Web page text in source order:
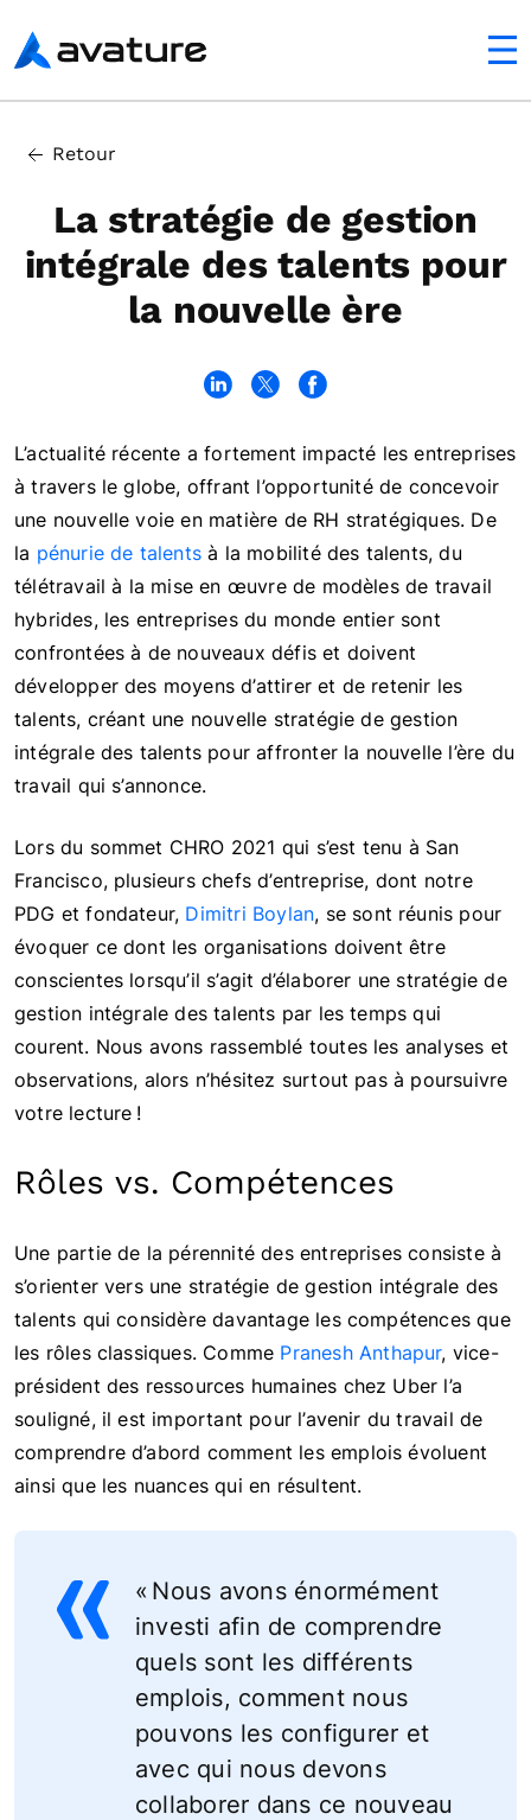
Avature
Retour
La stratégie de gestion
intégrale des talents pour
la nouvelle ère
Rôles vs. Compétences
L’actualité récente a fortement impacté les entreprises
à travers le globe, offrant l’opportunité de concevoir
une nouvelle voie en matière de RH stratégiques. De
la pénurie de talents à la mobilité des talents, du
télétravail à la mise en œuvre de modèles de travail
hybrides, les entreprises du monde entier sont
confrontées à de nouveaux défis et doivent
développer des moyens d’attirer et de retenir les
talents, créant une nouvelle stratégie de gestion
intégrale des talents pour affronter la nouvelle l’ère du
travail qui s’annonce.
Lors du sommet CHRO 2021 qui s’est tenu à San
Francisco, plusieurs chefs d’entreprise, dont notre
PDG et fondateur, Dimitri Boylan, se sont réunis pour
évoquer ce dont les organisations doivent être
conscientes lorsqu’il s’agit d’élaborer une stratégie de
gestion intégrale des talents par les temps qui
courent. Nous avons rassemblé toutes les analyses et
observations, alors n’hésitez surtout pas à poursuivre
votre lecture !
Rôles vs. Compétences
Une partie de la pérennité des entreprises consiste à
s’orienter vers une stratégie de gestion intégrale des
talents qui considère davantage les compétences que
les rôles classiques. Comme Pranesh Anthapur, vice-
président des ressources humaines chez Uber l’a
souligné, il est important pour l’avenir du travail de
comprendre d’abord comment les emplois évoluent
ainsi que les nuances qui en résultent.
« Nous avons énormément
investi afin de comprendre
quels sont les différents
emplois, comment nous
pouvons les configurer et
avec qui nous devons
collaborer dans ce nouveau